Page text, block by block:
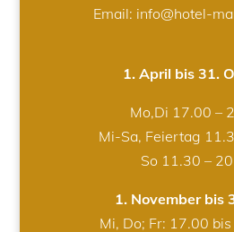
Email: info@hotel-
1. April bis 31.
Mo,Di 17.00 –
Mi-Sa, Feiertag
So 11.30 –
1. November bis
Mi, Do; Fr: 17.00